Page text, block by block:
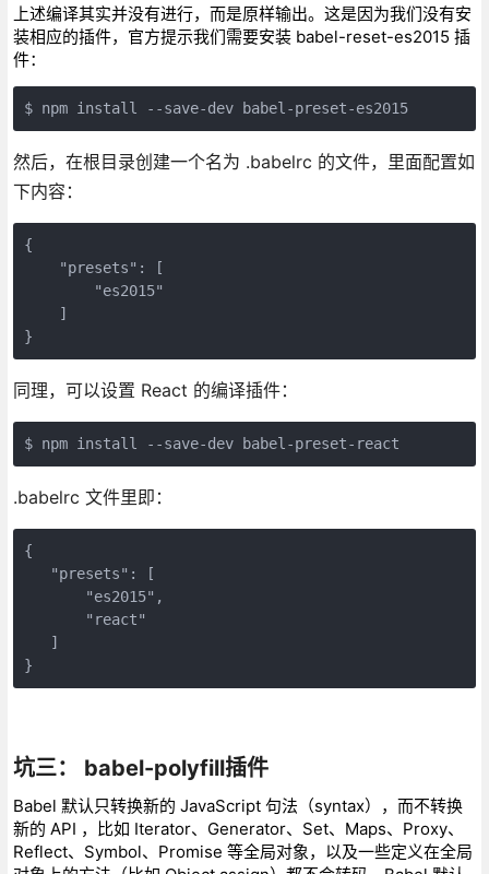
上述编译其实并没有进行，而是原样输出。这是因为我们没有安
装相应的插件，官方提示我们需要安装 babel-reset-es2015 插
件：
$ npm install --save-dev babel-preset-es2015
然后，在根目录创建一个名为 .babelrc 的文件，里面配置如
下内容：
{
    "presets": [
        "es2015"
    ]
}
同理，可以设置 React 的编译插件：
$ npm install --save-dev babel-preset-react
.babelrc 文件里即：
{
   "presets": [
       "es2015",
       "react"
   ]
}
坑三： babel-polyfill插件
Babel 默认只转换新的 JavaScript 句法（syntax），而不转换
新的 API ，比如 Iterator、Generator、Set、Maps、Proxy、
Reflect、Symbol、Promise 等全局对象，以及一些定义在全局